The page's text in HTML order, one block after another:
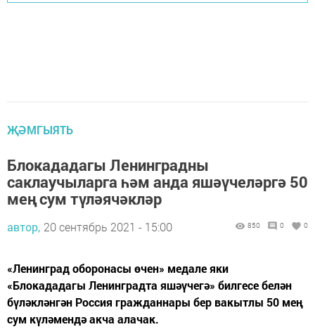
ҖӘМГЫЯТЬ
Блокададагы Ленинградны
саклаучыларга һәм анда яшәүчеләргә 50
мең сум түләячәкләр
автор, 20 сентябрь 2021 - 15:00 850 0 0
«Ленинград оборонасы өчен» медале яки
«Блокададагы Ленинградта яшәүчегә» билгесе белән
бүләкләнгән Россия гражданнары бер вакытлы 50 мең
сум күләмендә акча алачак.